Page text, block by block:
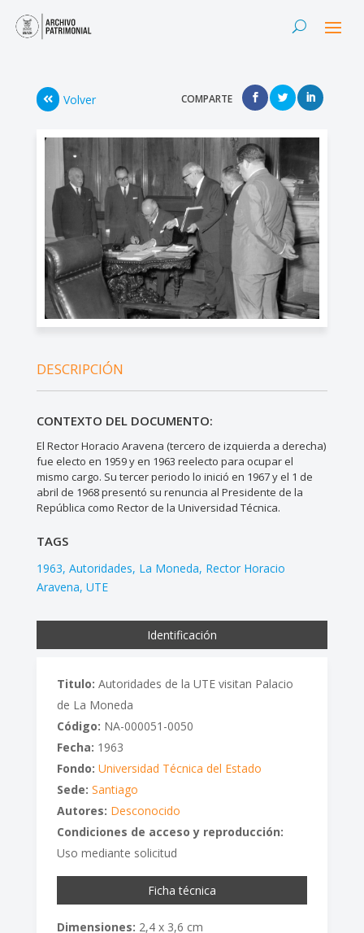
Volver COMPARTE
DESCRIPCIÓN
CONTEXTO DEL DOCUMENTO:
El Rector Horacio Aravena (tercero de izquierda a derecha)
fue electo en 1959 y en 1963 reelecto para ocupar el
mismo cargo. Su tercer periodo lo inició en 1967 y el 1 de
abril de 1968 presentó su renuncia al Presidente de la
República como Rector de la Universidad Técnica.
TAGS
1963 Autoridades La Moneda Rector Horacio
Aravena UTE
Identificación
Titulo: Autoridades de la UTE visitan Palacio
de La Moneda
Código: NA-000051-0050
Fecha: 1963
Fondo: Universidad Técnica del Estado
Sede: Santiago
Autores: Desconocido
Condiciones de acceso y reproducción:
Uso mediante solicitud
Ficha técnica
Dimensiones: 2,4 x 3,6 cm